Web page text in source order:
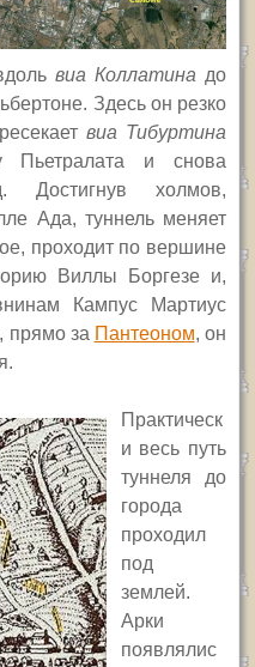
виа Коллатина до
Здесь он резко
виа Тибуртина
Пьетралата и снова
Достигнув холмов,
Ада, туннель меняет
проходит по вершине
Виллы Боргезе и,
Кампус Мартиус
прямо за Пантеоном, он
Практическ
и весь путь
туннеля до
города
проходил
под
землей.
Арки
появлялис